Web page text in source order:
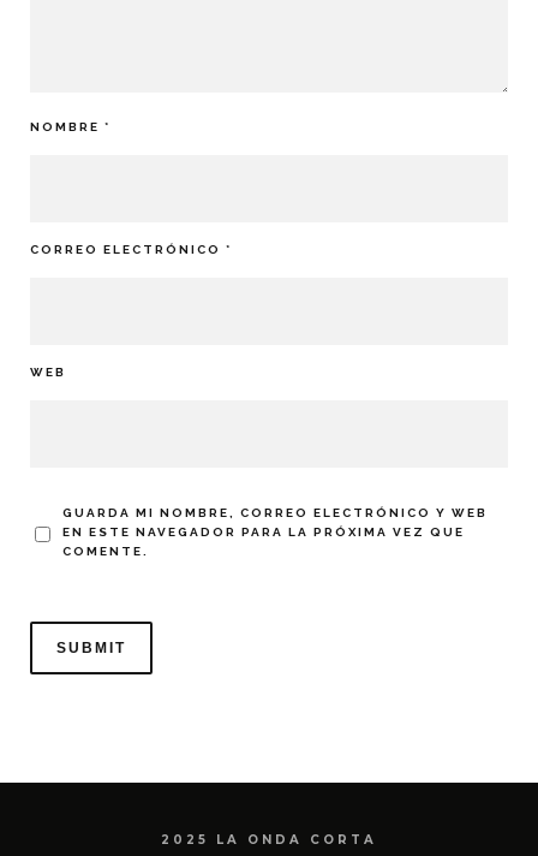
NOMBRE *
CORREO ELECTRÓNICO *
WEB
GUARDA MI NOMBRE, CORREO ELECTRÓNICO Y WEB
EN ESTE NAVEGADOR PARA LA PRÓXIMA VEZ QUE
COMENTE.
2025 LA ONDA CORTA